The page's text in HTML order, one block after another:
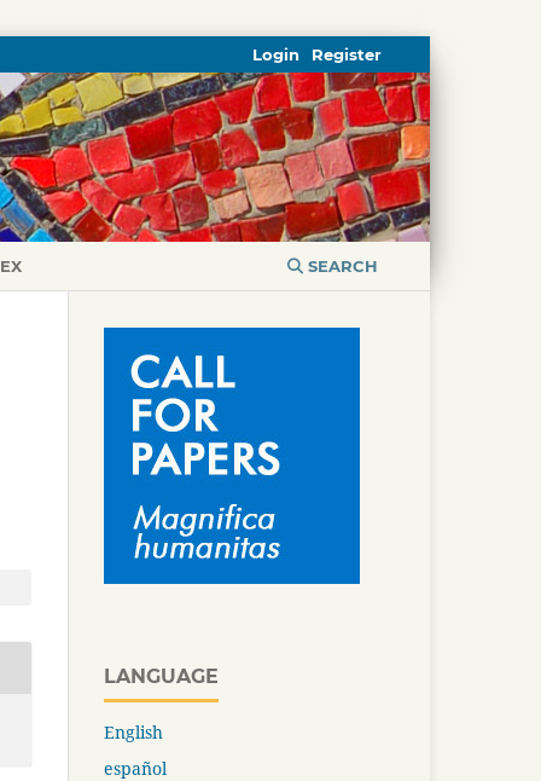
SEARCH
Register
Login
LANGUAGE
English
español